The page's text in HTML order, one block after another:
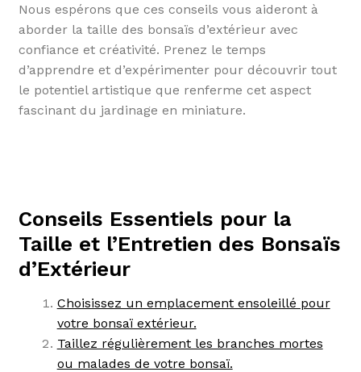
Nous espérons que ces conseils vous aideront à
aborder la taille des bonsaïs d’extérieur avec
confiance et créativité. Prenez le temps
d’apprendre et d’expérimenter pour découvrir tout
le potentiel artistique que renferme cet aspect
fascinant du jardinage en miniature.
Conseils Essentiels pour la
Taille et l’Entretien des Bonsaïs
d’Extérieur
Choisissez un emplacement ensoleillé pour
votre bonsaï extérieur.
Taillez régulièrement les branches mortes
ou malades de votre bonsaï.